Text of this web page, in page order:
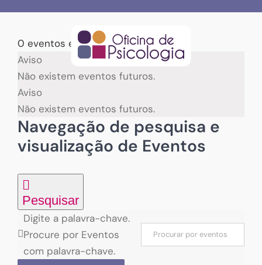
content0 eventos encontrados.
Eventos
Aviso
Não existem eventos futuros.
Aviso
Não existem eventos futuros.
Navegação de pesquisa e
visualização de Eventos
Pesquisar
Digite a palavra-chave.
Procure por Eventos
com palavra-chave.